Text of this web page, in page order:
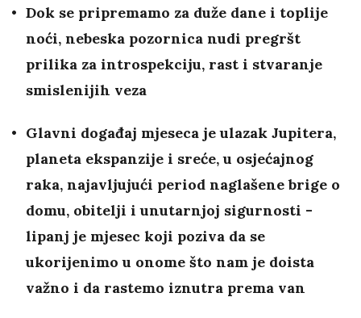
Dok se pripremamo za duže dane i toplije
noći, nebeska pozornica nudi pregršt
prilika za introspekciju, rast i stvaranje
smislenijih veza
Glavni događaj mjeseca je ulazak Jupitera,
planeta ekspanzije i sreće, u osjećajnog
raka, najavljujući period naglašene brige o
domu, obitelji i unutarnjoj sigurnosti -
lipanj je mjesec koji poziva da se
ukorijenimo u onome što nam je doista
važno i da rastemo iznutra prema van